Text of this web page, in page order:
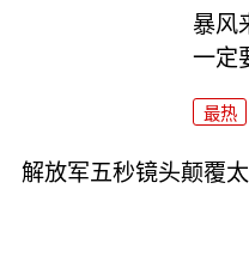
暴风
一定
最热
解放军五秒镜头颠覆